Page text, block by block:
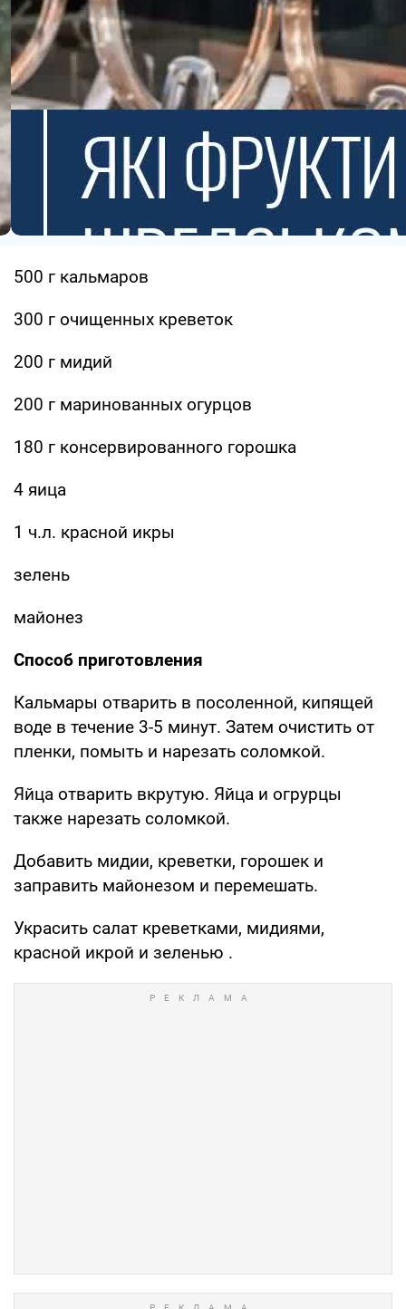
500 г кальмаров
300 г очищенных креветок
200 г мидий
200 г маринованных огурцов
180 г консервированного горошка
4 яица
1 ч.л. красной икры
зелень
майонез
Способ приготовления
Кальмары отварить в посоленной, кипящей
воде в течение 3-5 минут. Затем очистить от
пленки, помыть и нарезать соломкой.
Яйца отварить вкрутую. Яйца и огрурцы
также нарезать соломкой.
Добавить мидии, креветки, горошек и
заправить майонезом и перемешать.
Украсить салат креветками, мидиями,
красной икрой и зеленью .